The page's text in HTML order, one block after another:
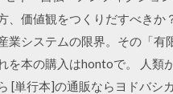
、価値観をつくりだすべきか
業システムの限界。その「有
を本の購入はhontoで。 人類
[単行本]の通販ならヨドバシ